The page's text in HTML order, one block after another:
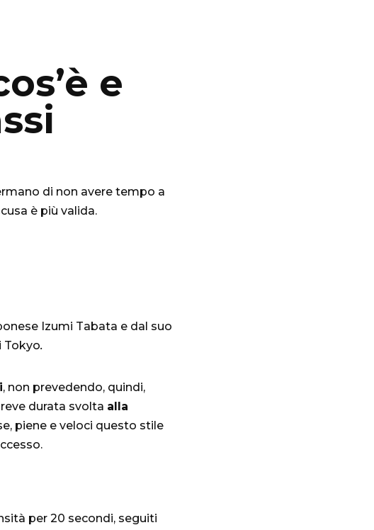
e
di non avere tempo a
è più valida.
Izumi Tabata e dal suo
Tokyo.
, non prevedendo, quindi,
durata svolta alla
piene e veloci questo stile
per 20 secondi, seguiti